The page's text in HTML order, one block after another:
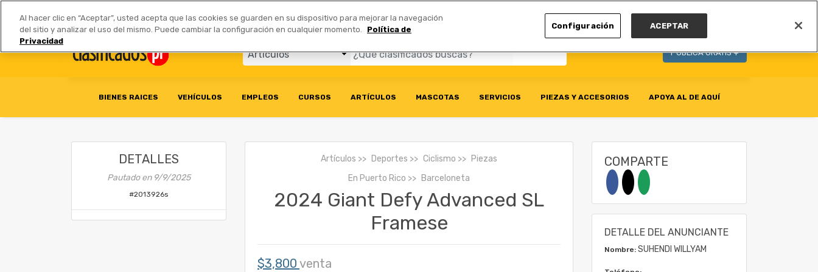
Anúnciate | Tarifas Socios Comerciales
PUBLICA GRATIS +
BIENES RAICES VEHÍCULOS EMPLEOS CURSOS ARTÍCULOS MASCOTAS SERVICIOS PIEZAS Y ACCESORIOS APOYA AL DE AQUÍ
DETALLES
Pautado en 9/9/2025
#2013926s
Artículos Deportes Ciclismo
Piezas
En Puerto Rico Barceloneta
2024 Giant Defy Advanced SL
Framese
$3,800 venta
COMPARTE
DETALLE DEL ANUNCIANTE
Nombre: SUHENDI WILLYAM
Al hacer clic en “Aceptar”, usted acepta que las cookies se guarden en su dispositivo para mejorar la navegación
del sitio y analizar el uso del mismo. Puede cambiar la configuración en cualquier momento.
Política de
Privacidad
Configuración ACEPTAR